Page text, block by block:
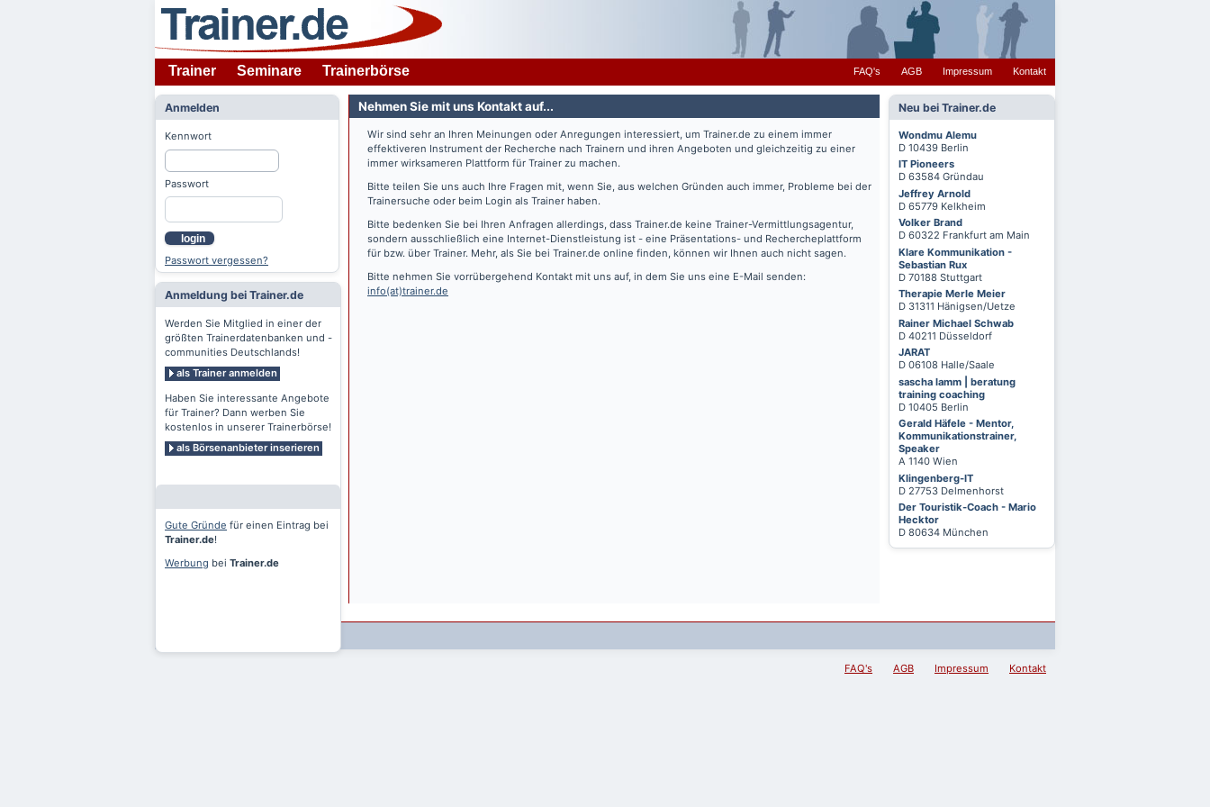
Trainer Seminare Trainerbörse FAQ's AGB Impressum Kontakt
Anmelden
Kennwort
Passwort
login
Passwort vergessen?
Anmeldung bei Trainer.de
Werden Sie Mitglied in einer der
größten Trainerdatenbanken und -
communities Deutschlands!
als Trainer anmelden
Haben Sie interessante Angebote
für Trainer? Dann werben Sie
kostenlos in unserer Trainerbörse!
als Börsenanbieter inserieren
Gute Gründe für einen Eintrag bei
Trainer.de!
Werbung bei Trainer.de
Neu bei Trainer.de
Wondmu Alemu
D 10439 Berlin
IT Pioneers
D 63584 Gründau
Jeffrey Arnold
D 65779 Kelkheim
Volker Brand
D 60322 Frankfurt am Main
Klare Kommunikation -
Sebastian Rux
D 70188 Stuttgart
Therapie Merle Meier
D 31311 Hänigsen/Uetze
Rainer Michael Schwab
D 40211 Düsseldorf
JARAT
D 06108 Halle/Saale
sascha lamm | beratung
training coaching
D 10405 Berlin
Gerald Häfele - Mentor,
Kommunikationstrainer,
Speaker
A 1140 Wien
Klingenberg-IT
D 27753 Delmenhorst
Der Touristik-Coach - Mario
Hecktor
D 80634 München
Nehmen Sie mit uns Kontakt auf...
Wir sind sehr an Ihren Meinungen oder Anregungen interessiert, um Trainer.de zu einem immer
effektiveren Instrument der Recherche nach Trainern und ihren Angeboten und gleichzeitig zu einer
immer wirksameren Plattform für Trainer zu machen.
Bitte teilen Sie uns auch Ihre Fragen mit, wenn Sie, aus welchen Gründen auch immer, Probleme bei der
Trainersuche oder beim Login als Trainer haben.
Bitte bedenken Sie bei Ihren Anfragen allerdings, dass Trainer.de keine Trainer-Vermittlungsagentur,
sondern ausschließlich eine Internet-Dienstleistung ist - eine Präsentations- und Rechercheplattform
für bzw. über Trainer. Mehr, als Sie bei Trainer.de online finden, können wir Ihnen auch nicht sagen.
Bitte nehmen Sie vorrübergehend Kontakt mit uns auf, in dem Sie uns eine E-Mail senden:
info(at)trainer.de
FAQ's AGB Impressum Kontakt